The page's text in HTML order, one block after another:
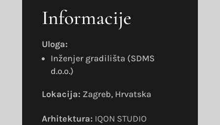
Informacije
Uloga:
Inženjer gradilišta (SDMS
d.o.o.)
Lokacija: Zagreb, Hrvatska
Arhitektura: IQON STUDIO